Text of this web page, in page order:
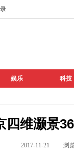
娱乐 科技
四维灏景
2017-11-21 浏